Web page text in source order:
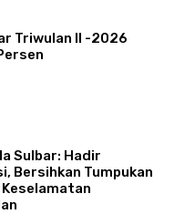
Triwulan II -2026
Sulbar: Hadir
Bersihkan Tumpukan